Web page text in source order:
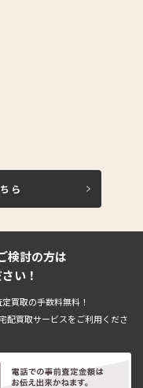
ら
検討の方は
い！
買取の手数料無料！
配買取サービスをご利用くださ